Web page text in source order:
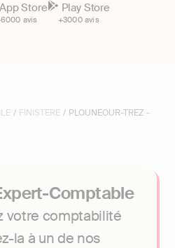
App Store
avis
Play Store
+3000 avis
/ FINISTERE / PLOUNEOUR-TREZ -
Comptable
votre comptabilité
la à un de nos